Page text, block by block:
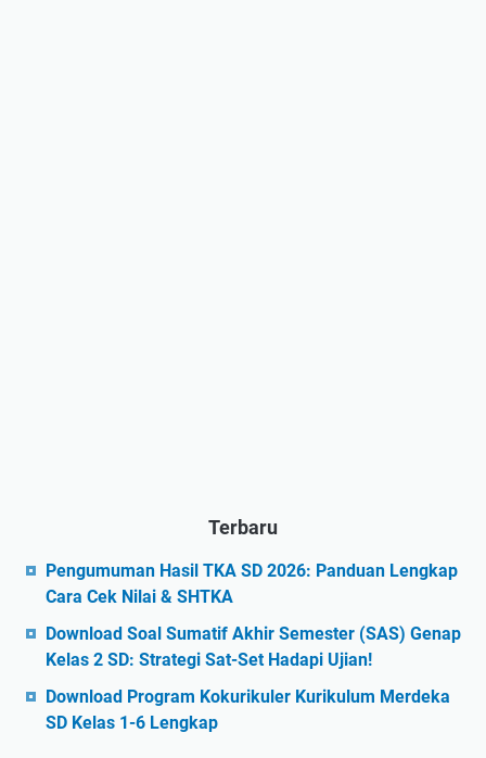
Terbaru
Pengumuman Hasil TKA SD 2026: Panduan Lengkap
Cara Cek Nilai & SHTKA
Download Soal Sumatif Akhir Semester (SAS) Genap
Kelas 2 SD: Strategi Sat-Set Hadapi Ujian!
Download Program Kokurikuler Kurikulum Merdeka
SD Kelas 1-6 Lengkap